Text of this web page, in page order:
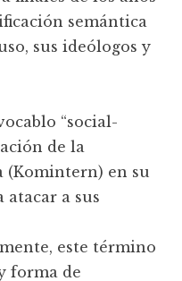
semántica
sus ideólogos y
“social-
de la
en su
atacar a sus
este término
forma de